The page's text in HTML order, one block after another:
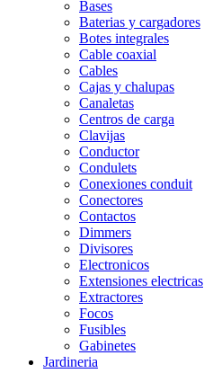
Bases
Baterias y cargadores
Botes integrales
Cable coaxial
Cables
Cajas y chalupas
Canaletas
Centros de carga
Clavijas
Conductor
Condulets
Conexiones conduit
Conectores
Contactos
Dimmers
Divisores
Electronicos
Extensiones electricas
Extractores
Focos
Fusibles
Gabinetes
Jardineria